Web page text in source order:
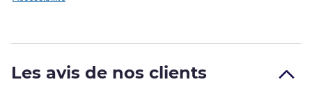
Les avis de nos clients